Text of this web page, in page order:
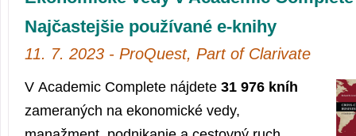
Najčastejšie používané e-knihy
11. 7. 2023 - ProQuest, Part of Clarivate
V Academic Complete nájdete 31 976 kníh
zameraných na ekonomické vedy,